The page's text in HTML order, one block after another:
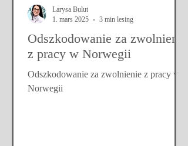
Odszkodowanie za zwolnienie
z pracy w Norwegii
Odszkodowanie za zwolnienie z pracy w
Norwegii
Larysa Bulut
1. mars 2025
3 min lesing